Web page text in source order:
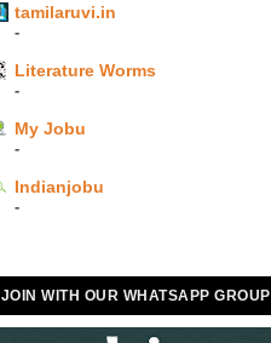
tamilaruvi.in
-
Literature Worms
-
My Jobu
-
Indianjobu
-
JOIN WITH OUR WHATSAPP GROUP